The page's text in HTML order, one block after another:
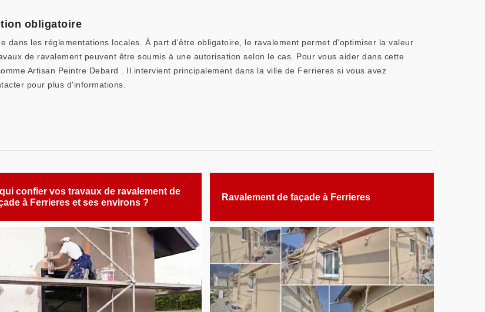
obligatoire
dans les réglementations locales. À part d'être obligatoire, le ravalement permet d'optimiser la valeur
de ravalement peuvent être soumis à une autorisation selon le cas. Pour vous aider dans cette
Artisan Peintre Debard . Il intervient principalement dans la ville de Ferrieres si vous avez
pour plus d'informations.
confier vos travaux de ravalement de
à Ferrieres et ses environs ?
Ravalement de façade à Ferrieres